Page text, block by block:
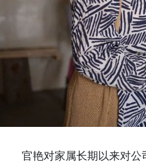
官艳对家属长期以来对